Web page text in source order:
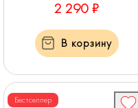
2 290 ₽
В корзину
Бестселлер